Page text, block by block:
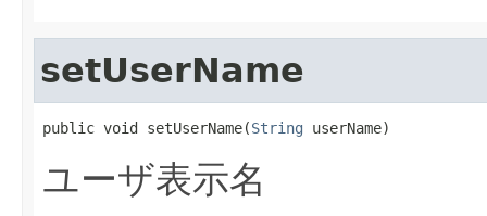
setUserName
public void setUserName(String userName)
ユーザ表示名